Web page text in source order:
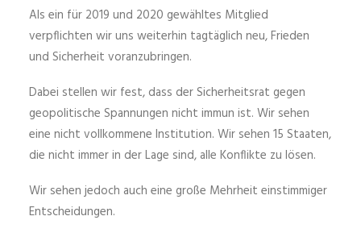
Als ein für 2019 und 2020 gewähltes Mitglied
verpflichten wir uns weiterhin tagtäglich neu, Frieden
und Sicherheit voranzubringen.
Dabei stellen wir fest, dass der Sicherheitsrat gegen
geopolitische Spannungen nicht immun ist. Wir sehen
eine nicht vollkommene Institution. Wir sehen 15 Staaten,
die nicht immer in der Lage sind, alle Konflikte zu lösen.
Wir sehen jedoch auch eine große Mehrheit einstimmiger
Entscheidungen.